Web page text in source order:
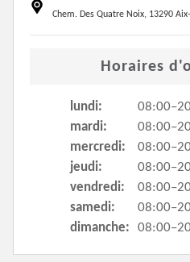
Chem. Des Quatre Noix, 13290
Horaires
lundi:
mardi:
mercredi:
jeudi:
vendredi:
samedi:
dimanche: